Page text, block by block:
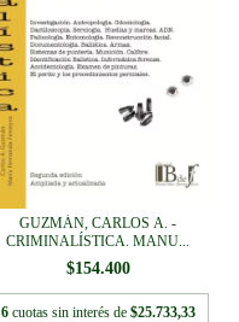
GUZMÁN, CARLOS A. -
CRIMINALÍSTICA. MANU...
$154.400
6 cuotas sin interés de $25.733,33